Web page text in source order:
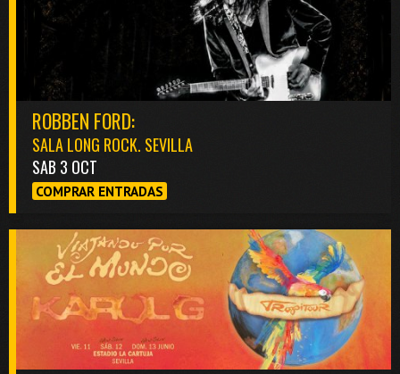
ROBBEN FORD:
SALA LONG ROCK. SEVILLA
SAB 3 OCT
COMPRAR ENTRADAS